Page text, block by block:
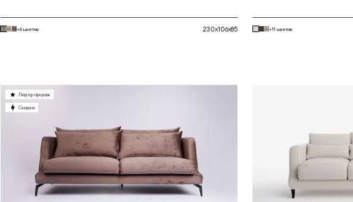
+6 цветов 230x106x85 +11 цветов
Лидер продаж
Скидка